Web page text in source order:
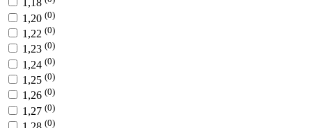
1,18
1,20 (0)
1,22 (0)
1,23 (0)
1,24 (0)
1,25 (0)
1,26 (0)
1,27 (0)
(0)